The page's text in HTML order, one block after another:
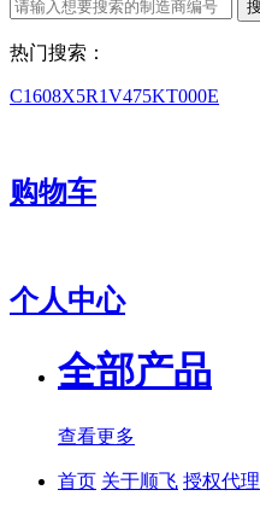
热门搜索：
C1608X5R1V475KT000E
购物车
个人中心
全部产品
查看更多
首页 关于顺飞 授权代理